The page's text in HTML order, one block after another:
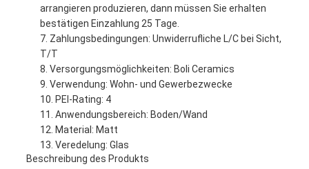
arrangieren produzieren, dann müssen Sie erhalten
bestätigen Einzahlung 25 Tage.
Zahlungsbedingungen: Unwiderrufliche L/C bei Sicht,
T/T
Versorgungsmöglichkeiten: Boli Ceramics
Verwendung: Wohn- und Gewerbezwecke
PEI-Rating: 4
Anwendungsbereich: Boden/Wand
Material: Matt
Veredelung: Glas
Beschreibung des Produkts